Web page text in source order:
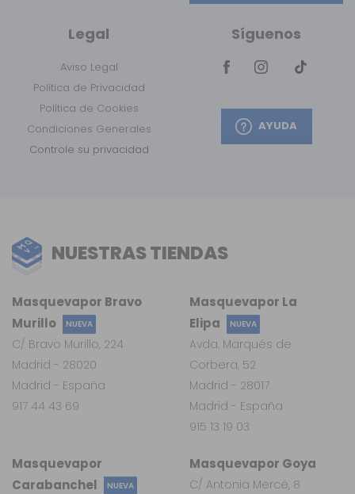
Legal
Aviso Legal
Política de Privacidad
Política de Cookies
Condiciones Generales
Controle su privacidad
Síguenos
AYUDA
NUESTRAS TIENDAS
Masquevapor
Carabanchel
NUEVA
Masquevapor Goya
C/ Antonia Mercé, 8
Masquevapor La
Elipa
NUEVA
Avda. Marqués de
Corbera, 52
Madrid - 28017
Madrid - España
915 13 19 03
Masquevapor Bravo
Murillo
NUEVA
C/ Bravo Murillo, 224
Madrid - 28020
Madrid - España
917 44 43 69